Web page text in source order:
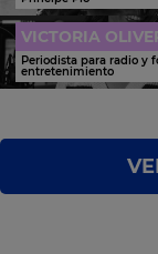
VICTORIA
Periodista para radio y
entretenimiento